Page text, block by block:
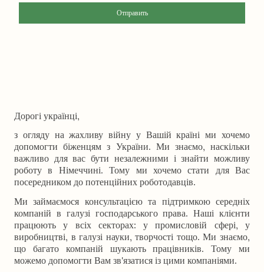
Отправить
Дорогі українці,
з огляду на жахливу війну у Вашій країні ми хочемо
допомогти біженцям з України. Ми знаємо, наскільки
важливо для вас бути незалежними і знайти можливу
роботу в Німеччині. Тому ми хочемо стати для Вас
посередником до потенційних роботодавців.
Ми займаємося консультацією та підтримкою середніх
компаній в галузі господарського права. Наші клієнти
працюють у всіх секторах: у промисловій сфері, у
виробництві, в галузі науки, творчості тощо. Ми знаємо,
що багато компаній шукають працівників. Тому ми
можемо допомогти Вам зв'язатися із цими компаніями.